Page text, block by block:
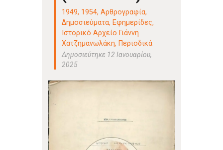
1949, 1954,Αρθρογραφία,
Δημοσιεύματα, Εφημερίδες,
Ιστορικό Αρχείο Γιάννη
Χατζημανωλάκη, Περιοδικά
Δημοσιεύτηκε 12 Ιανουαρίου,
2025